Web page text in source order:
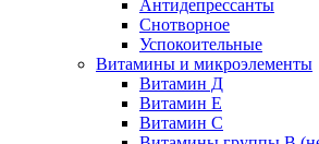
Антидепрессанты
Снотворное
Успокоительные
Витамины и микроэлементы
Витамин Д
Витамин Е
Витамин С